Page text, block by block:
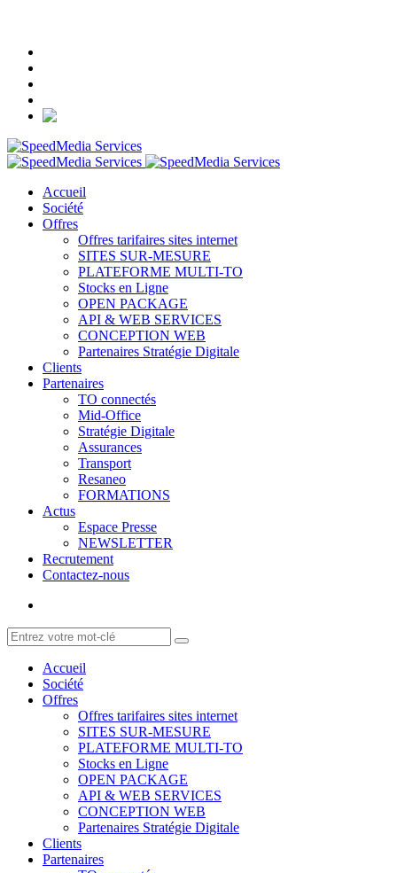
Accueil
Société
Offres
Offres tarifaires sites internet
SITES SUR-MESURE
PLATEFORME MULTI-TO
Stocks en Ligne
OPEN PACKAGE
API & WEB SERVICES
CONCEPTION WEB
Partenaires Stratégie Digitale
Clients
Partenaires
TO connectés
Mid-Office
Stratégie Digitale
Assurances
Transport
Resaneo
FORMATIONS
Actus
Espace Presse
NEWSLETTER
Recrutement
Contactez-nous
Accueil
Société
Offres
Offres tarifaires sites internet
SITES SUR-MESURE
PLATEFORME MULTI-TO
Stocks en Ligne
OPEN PACKAGE
API & WEB SERVICES
CONCEPTION WEB
Partenaires Stratégie Digitale
Clients
Partenaires